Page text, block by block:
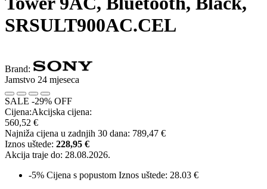
SRSULT900AC.CEL
Brand:
Jamstvo 24 mjeseca
SALE -29% OFF
Cijena:Akcijska cijena:
560,52 €
Najniža cijena u zadnjih 30 dana: 789,47 €
Iznos uštede: 228,95 €
Akcija traje do: 28.08.2026.
-5% Cijena s popustom Iznos uštede: 28.03 €